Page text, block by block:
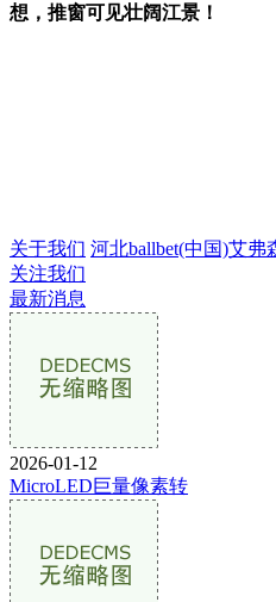
想，推窗可见壮阔江景！
关于我们 河北ballbet(中国)艾
关注我们
最新消息
2026-01-12
MicroLED巨量像素转